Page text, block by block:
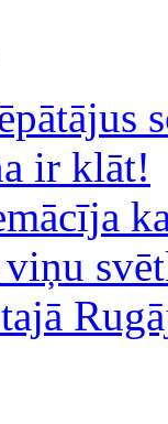
ir klāt!